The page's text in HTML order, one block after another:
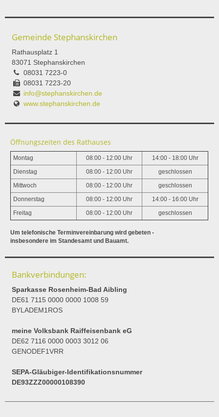
Gemeinde Stephanskirchen
Rathausplatz 1
83071 Stephanskirchen
08031 7223-0
08031 7223-20
info@stephanskirchen.de
www.stephanskirchen.de
Öffnungszeiten des Rathauses
Montag 08:00 - 12:00 Uhr 14:00 - 18:00 Uhr
Dienstag 08:00 - 12:00 Uhr geschlossen
Mittwoch 08:00 - 12:00 Uhr geschlossen
Donnerstag 08:00 - 12:00 Uhr 14:00 - 16:00 Uhr
Freitag 08:00 - 12:00 Uhr geschlossen
Um telefonische Terminvereinbarung wird gebeten -
insbesondere im Standesamt und Bauamt.
Bankverbindungen:
Sparkasse Rosenheim-Bad Aibling
DE61 7115 0000 0000 1008 59
BYLADEM1ROS
meine Volksbank Raiffeisenbank eG
DE62 7116 0000 0003 3012 06
GENODEF1VRR
SEPA-Gläubiger-Identifikationsnummer
DE93ZZZ00000108390